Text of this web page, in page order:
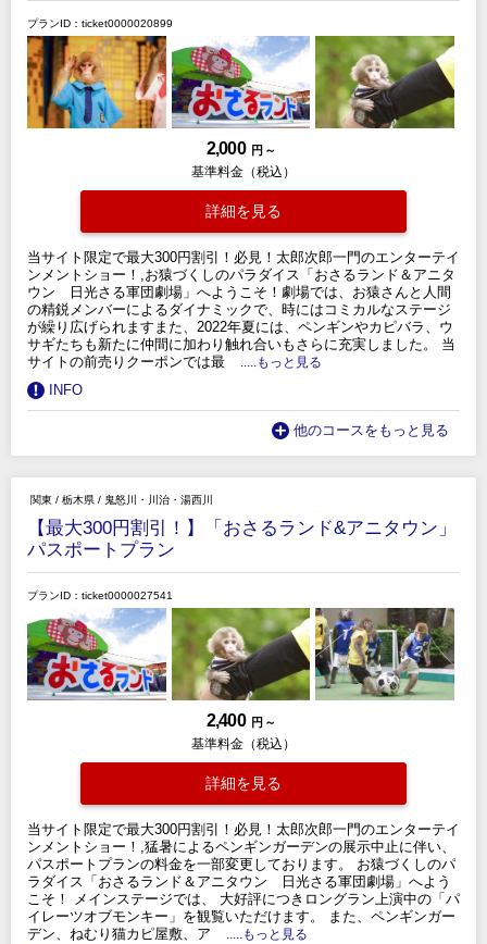
プランID：ticket0000020899
2,000 円 ～
基準料金（税込）
詳細を見る
当サイト限定で最大300円割引！必見！太郎次郎一門のエンターテイ
ンメントショー！,お猿づくしのパラダイス「おさるランド＆アニタ
ウン 日光さる軍団劇場」へようこそ！劇場では、お猿さんと人間
の精鋭メンバーによるダイナミックで、時にはコミカルなステージ
が繰り広げられますまた、2022年夏には、ペンギンやカピバラ、ウ
サギたちも新たに仲間に加わり触れ合いもさらに充実しました。 当
サイトの前売りクーポンでは最
.....もっと見る
INFO
他のコースをもっと見る
関東 / 栃木県 / 鬼怒川・川治・湯西川
【最大300円割引！】「おさるランド&アニタウン」
パスポートプラン
プランID：ticket0000027541
2,400 円 ～
基準料金（税込）
詳細を見る
当サイト限定で最大300円割引！必見！太郎次郎一門のエンターテイ
ンメントショー！,猛暑によるペンギンガーデンの展示中止に伴い、
パスポートプランの料金を一部変更しております。 お猿づくしのパ
ラダイス「おさるランド＆アニタウン 日光さる軍団劇場」へよう
こそ！ メインステージでは、 大好評につきロングラン上演中の「パ
イレーツオブモンキー」を観覧いただけます。 また、ペンギンガー
デン、ねむり猫カピ屋敷、ア
.....もっと見る